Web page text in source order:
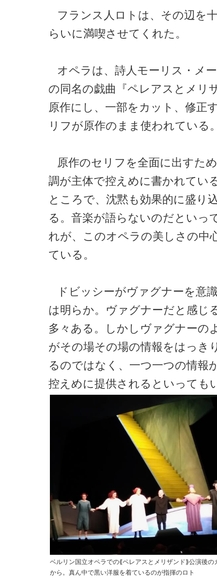
フランス人ロトは、その辺を
らいに満喫させてくれた。
オペラは、詩人モーリス・メ
の同名の戯曲『ペレアスとメリ
原作にし、一部をカット、修正
リフが原作のまま使われている
原作のセリフを全面に出すた
調が主体で控えめに書かれてい
ところで、沈黙も効果的に盛り
る。音楽が語らないのだといっ
れが、このオペラの美しさの中
ている。
ドビッシーがヴァグナーを意
は明らか。ヴァグナーだと感じ
多々ある。しかしヴァグナーの
がその場その場の情報をはっき
るのではなく、一つ一つの情報
控えめに提供されるといっても
ベルリン国立オペラでの⟪ペレアスとメリザンド⟫公演後の
から。真ん中で黒い洋服を着ているのが指揮のロト